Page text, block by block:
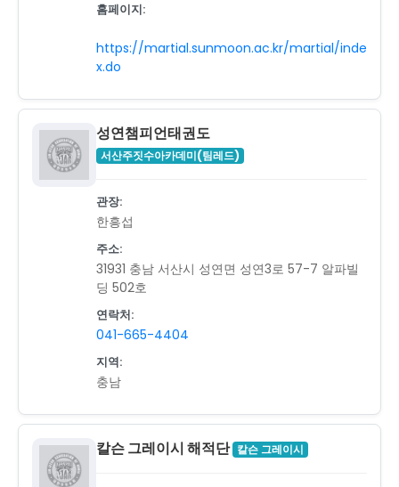
홈페이지:
https://martial.sunmoon.ac.kr/martial/inde
x.do
성연챔피언태권도
서산주짓수아카데미(팀레드)
관장:
한흥섭
주소:
31931 충남 서산시 성연면 성연3로 57-7 알파빌
딩 502호
연락처:
041-665-4404
지역:
충남
칼슨 그레이시 해적단 칼슨 그레이시